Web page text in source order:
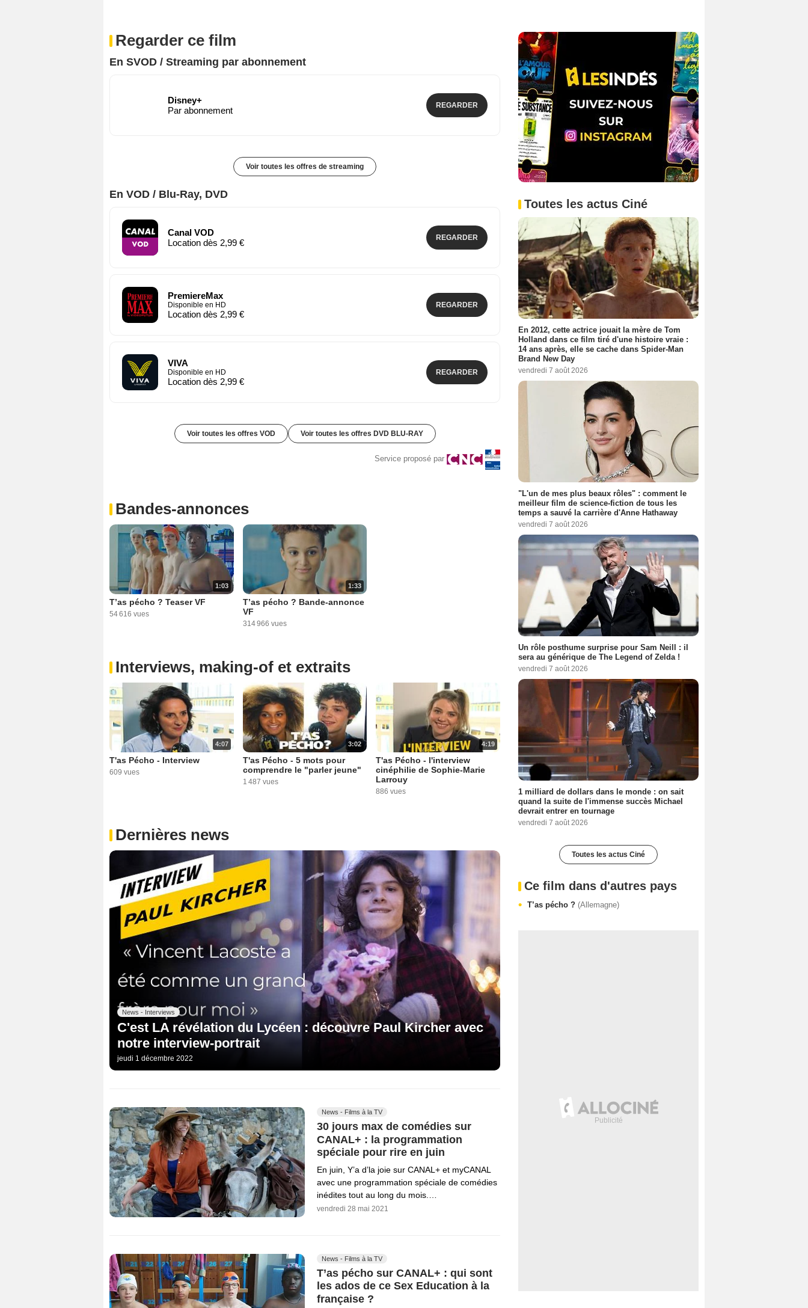
Regarder ce film
En SVOD / Streaming par abonnement
Disney+
Par abonnement
REGARDER
Voir toutes les offres de streaming
En VOD / Blu-Ray, DVD
Canal VOD
Location dès 2,99 €
REGARDER
PremiereMax
Disponible en HD
Location dès 2,99 €
REGARDER
VIVA
Disponible en HD
Location dès 2,99 €
REGARDER
Voir toutes les offres VOD Voir toutes les offres DVD BLU-RAY
Service proposé par
Bandes-annonces
1:03
T’as pécho ? Teaser VF
54 616 vues
1:33
T’as pécho ? Bande-annonce
VF
314 966 vues
Interviews, making-of et extraits
4:07
T'as Pécho - Interview
609 vues
3:02
T'as Pécho - 5 mots pour
comprendre le "parler jeune"
1 487 vues
4:19
T'as Pécho - l'interview
cinéphilie de Sophie-Marie
Larrouy
886 vues
Dernières news
News - Interviews
C'est LA révélation du Lycéen : découvre Paul Kircher avec
notre interview-portrait
jeudi 1 décembre 2022
News - Films à la TV
30 jours max de comédies sur
CANAL+ : la programmation
spéciale pour rire en juin
En juin, Y’a d’la joie sur CANAL+ et myCANAL
avec une programmation spéciale de comédies
inédites tout au long du mois.…
vendredi 28 mai 2021
News - Films à la TV
T’as pécho sur CANAL+ : qui sont
les ados de ce Sex Education à la
française ?
Toutes les actus Ciné
En 2012, cette actrice jouait la mère de Tom
Holland dans ce film tiré d'une histoire vraie :
14 ans après, elle se cache dans Spider-Man
Brand New Day
vendredi 7 août 2026
"L'un de mes plus beaux rôles" : comment le
meilleur film de science-fiction de tous les
temps a sauvé la carrière d'Anne Hathaway
vendredi 7 août 2026
Un rôle posthume surprise pour Sam Neill : il
sera au générique de The Legend of Zelda !
vendredi 7 août 2026
1 milliard de dollars dans le monde : on sait
quand la suite de l'immense succès Michael
devrait entrer en tournage
vendredi 7 août 2026
Toutes les actus Ciné
Ce film dans d'autres pays
T’as pécho ? (Allemagne)